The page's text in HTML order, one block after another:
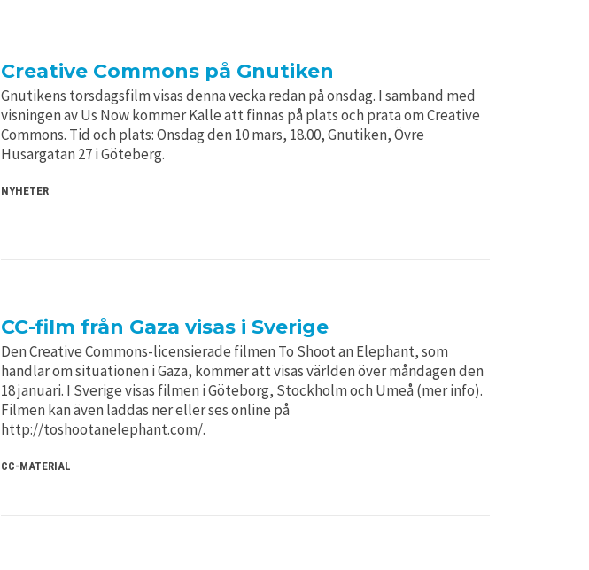
Creative Commons på Gnutiken
Gnutikens torsdagsfilm visas denna vecka redan på onsdag. I samband med
visningen av Us Now kommer Kalle att finnas på plats och prata om Creative
Commons. Tid och plats: Onsdag den 10 mars, 18.00, Gnutiken, Övre
Husargatan 27 i Göteberg.
NYHETER
CC-film från Gaza visas i Sverige
Den Creative Commons-licensierade filmen To Shoot an Elephant, som
handlar om situationen i Gaza, kommer att visas världen över måndagen den
18 januari. I Sverige visas filmen i Göteborg, Stockholm och Umeå (mer info).
Filmen kan även laddas ner eller ses online på
http://toshootanelephant.com/.
CC-MATERIAL